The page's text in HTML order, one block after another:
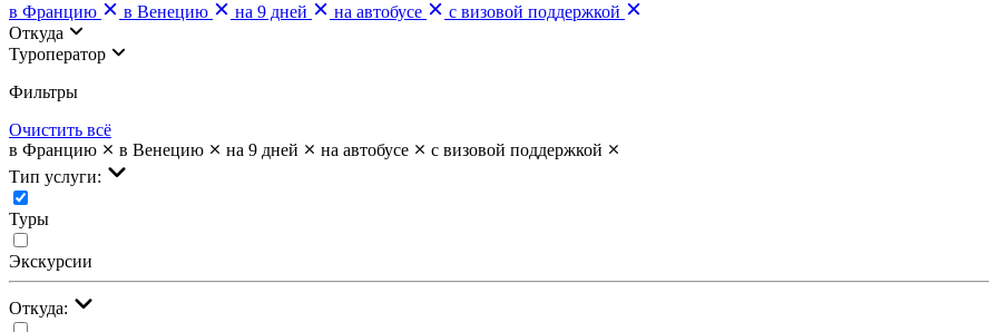
в Францию
в Венецию на 9 дней на автобусе
с визовой поддержкой
Откуда
Туроператор
Фильтры
Очистить всё
в Францию
в Венецию на 9 дней на автобусе
с визовой поддержкой
Тип услуги:
Туры
Экскурсии
Откуда: